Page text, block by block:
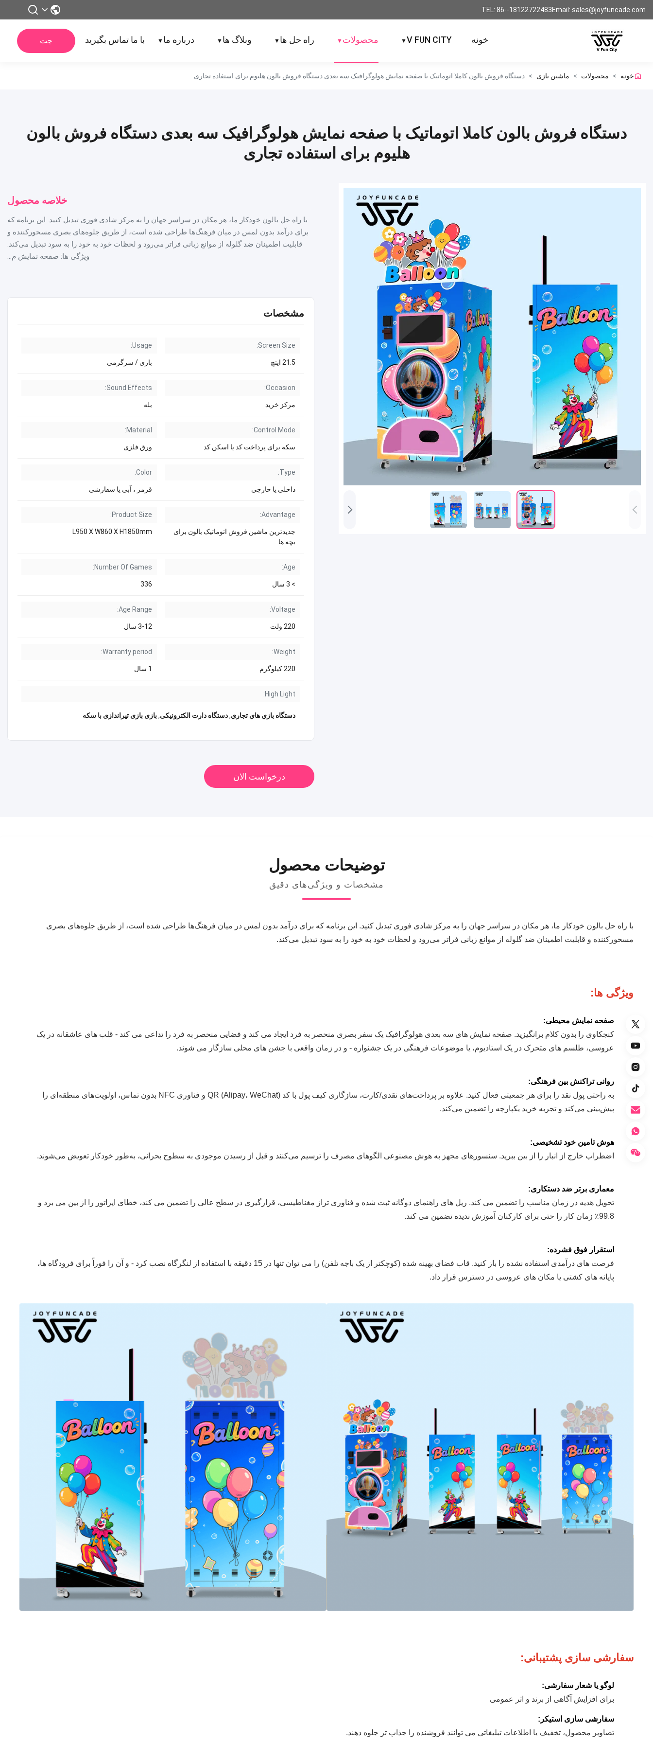
Email: sales@joyfuncade.com
TEL: 86--18122722483
خونه V FUN CITY
▼ محصولات ▼ راه حل ها ▼ وبلاگ ها ▼ درباره ما ▼ با ما تماس بگیرید چت
خونه > محصولات > ماشین بازی > دستگاه فروش بالون کاملا اتوماتیک با صفحه نمایش هولوگرافیک سه بعدی دستگاه فروش بالون هلیوم برای استفاده تجاری
دستگاه فروش بالون کاملا اتوماتیک با صفحه نمایش هولوگرافیک سه بعدی دستگاه فروش بالون
هلیوم برای استفاده تجاری
خلاصه محصول
با راه حل بالون خودکار ما، هر مکان در سراسر جهان را به مرکز شادی فوری تبدیل کنید. این برنامه که
برای درآمد بدون لمس در میان فرهنگ‌ها طراحی شده است، از طریق جلوه‌های بصری مسحورکننده و
قابلیت اطمینان ضد گلوله از موانع زبانی فراتر می‌رود و لحظات خود به خود را به سود تبدیل می‌کند.
ویژگی ها: صفحه نمایش م...
مشخصات
Screen Size:
21.5 اینچ
Usage:
بازی / سرگرمی
Occasion:
مرکز خرید
Sound Effects:
بله
Control Mode:
سکه برای پرداخت کد یا اسکن کد
Material:
ورق فلزی
Type:
داخلی یا خارجی
Color:
قرمز ، آبی یا سفارشی
Advantage:
جدیدترین ماشین فروش اتوماتیک بالون برای
بچه ها
Product Size:
L950 X W860 X H1850mm
Age:
> 3 سال
Number Of Games:
336
Voltage:
220 ولت
Age Range:
3-12 سال
Weight:
220 کیلوگرم
Warranty period:
1 سال
High Light:
دستگاه بازي هاي تجاري,دستگاه دارت الکترونیکی,بازی بازی تیراندازی با سکه
درخواست الان
توضیحات محصول
مشخصات و ویژگی‌های دقیق
با راه حل بالون خودکار ما، هر مکان در سراسر جهان را به مرکز شادی فوری تبدیل کنید. این برنامه که برای درآمد بدون لمس در میان فرهنگ‌ها طراحی شده است، از طریق جلوه‌های بصری
مسحورکننده و قابلیت اطمینان ضد گلوله از موانع زبانی فراتر می‌رود و لحظات خود به خود را به سود تبدیل می‌کند.
ویژگی ها:
صفحه نمایش محیطی:
کنجکاوی را بدون کلام برانگیزید. صفحه نمایش های سه بعدی هولوگرافیک یک سفر بصری منحصر به فرد ایجاد می کند و فضایی منحصر به فرد را تداعی می کند - قلب های عاشقانه در یک
عروسی، طلسم های متحرک در یک استادیوم، یا موضوعات فرهنگی در یک جشنواره - و در زمان واقعی با جشن های محلی سازگار می شوند.
روانی تراکنش بین فرهنگی:
به راحتی پول نقد را برای هر جمعیتی فعال کنید. علاوه بر پرداخت‌های نقدی/کارت، سازگاری کیف پول با کد QR (Alipay، WeChat) و فناوری NFC بدون تماس، اولویت‌های منطقه‌ای را
پیش‌بینی می‌کند و تجربه خرید یکپارچه را تضمین می‌کند.
هوش تامین خود تشخیصی:
اضطراب خارج از انبار را از بین ببرید. سنسورهای مجهز به هوش مصنوعی الگوهای مصرف را ترسیم می‌کنند و قبل از رسیدن موجودی به سطوح بحرانی، به‌طور خودکار تعویض می‌شوند.
معماری برتر ضد دستکاری:
تحویل هدیه در زمان مناسب را تضمین می کند. ریل های راهنمای دوگانه ثبت شده و فناوری تراز مغناطیسی، قرارگیری در سطح عالی را تضمین می کند، خطای اپراتور را از بین می برد و
99.8٪ زمان کار را حتی برای کارکنان آموزش ندیده تضمین می کند.
استقرار فوق فشرده:
فرصت های درآمدی استفاده نشده را باز کنید. قاب فضای بهینه شده (کوچکتر از یک باجه تلفن) را می توان تنها در 15 دقیقه با استفاده از لنگرگاه نصب کرد - و آن را فوراً برای فرودگاه ها،
پایانه های کشتی یا مکان های عروسی در دسترس قرار داد.
سفارشی سازی پشتیبانی:
لوگو یا شعار سفارشی:
برای افزایش آگاهی از برند و اثر عمومی
سفارشی سازی استیکر:
تصاویر محصول، تخفیف یا اطلاعات تبلیغاتی می توانند فروشنده را جذاب تر جلوه دهند.